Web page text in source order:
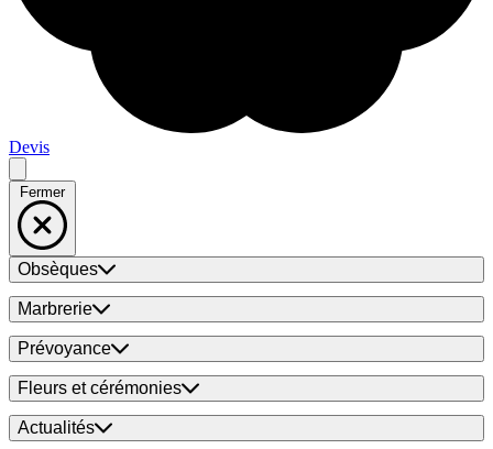
Devis
Fermer
Obsèques
Marbrerie
Prévoyance
Fleurs et cérémonies
Actualités